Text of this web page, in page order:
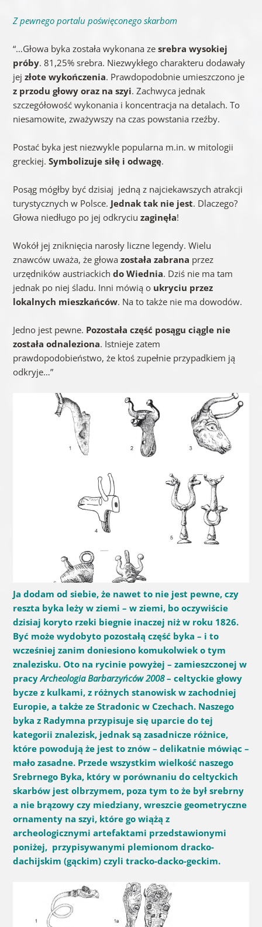
Z pewnego portalu poświęconego skarbom
“…Głowa byka została wykonana ze srebra wysokiej
próby. 81,25% srebra. Niezwykłego charakteru dodawały
jej złote wykończenia. Prawdopodobnie umieszczono je
z przodu głowy oraz na szyi. Zachwyca jednak
szczegółowość wykonania i koncentracja na detalach. To
niesamowite, zważywszy na czas powstania rzeźby.
Postać byka jest niezwykle popularna m.in. w mitologii
greckiej. Symbolizuje siłę i odwagę.
Posąg mógłby być dzisiaj jedną z najciekawszych atrakcji
turystycznych w Polsce. Jednak tak nie jest. Dlaczego?
Głowa niedługo po jej odkryciu zaginęła!
Wokół jej zniknięcia narosły liczne legendy. Wielu
znawców uważa, że głowa została zabrana przez
urzędników austriackich do Wiednia. Dziś nie ma tam
jednak po niej śladu. Inni mówią o ukryciu przez
lokalnych mieszkańców. Na to także nie ma dowodów.
Jedno jest pewne. Pozostała część posągu ciągle nie
została odnaleziona. Istnieje zatem
prawdopodobieństwo, że ktoś zupełnie przypadkiem ją
odkryje…”
Ja dodam od siebie, że nawet to nie jest pewne, czy
reszta byka leży w ziemi – w ziemi, bo oczywiście
dzisiaj koryto rzeki biegnie inaczej niż w roku 1826.
Być może wydobyto pozostałą część byka – i to
wcześniej zanim doniesiono komukolwiek o tym
znalezisku. Oto na rycinie powyżej – zamieszczonej w
pracyArcheologia Barbarzyńców 2008– celtyckie głowy
bycze z kulkami, z różnych stanowisk w zachodniej
Europie, a także ze Stradonic w Czechach. Naszego
byka z Radymna przypisuje się uparcie do tej
kategorii znalezisk, jednak są zasadnicze różnice,
które powodują że jest to znów – delikatnie mówiąc –
mało zasadne. Przede wszystkim wielkość naszego
Srebrnego Byka, który w porównaniu do celtyckich
skarbów jest olbrzymem, poza tym to że był srebrny
a nie brązowy czy miedziany, wreszcie geometryczne
ornamenty na szyi, które go wiążą z
archeologicznymi artefaktami przedstawionymi
poniżej, przypisywanymi plemionom dracko-
dachijskim (gąckim) czyli tracko-dacko-geckim.